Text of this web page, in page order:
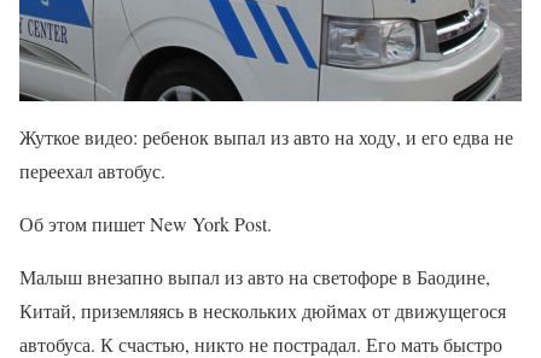
Жуткое видео: ребенок выпал из авто на ходу, и его едва не
переехал автобус.
Об этом пишет New York Post.
Малыш внезапно выпал из авто на светофоре в Баодине,
Китай, приземляясь в нескольких дюймах от движущегося
автобуса. К счастью, никто не пострадал. Его мать быстро